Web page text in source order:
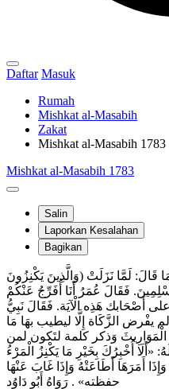
Daftar Masuk
Rumah
Mishkat al-Masabih
Zakat
Mishkat al-Masabih 1783
Mishkat al-Masabih 1783
Salin
Laporkan Kesalahan
Bagikan
لَمَّا نَزَلَتْ (وَالَّذِينَ يَكْنِزُونَ
فَقَالَ عُمَرُ أَنَا أُفَرِّجُ عَنْكُمْ
أَصْحَابك هَذِه الْآيَة. فَقَالَ نَبِيُّ
يفْرض الزَّكَاة إِلَّا ليطيب بهَا مَا
وَذكر كلمة لتَكون لمن
أُخْبِرُكَ بِخَيْرِ مَا يَكْنِزُ الْمَرْءُ
أَمَرَهَا أَطَاعَتْهُ وَإِذَا غَابَ عَنْهَا
حفظته» . رَوَاهُ أَبُو دَاوُد